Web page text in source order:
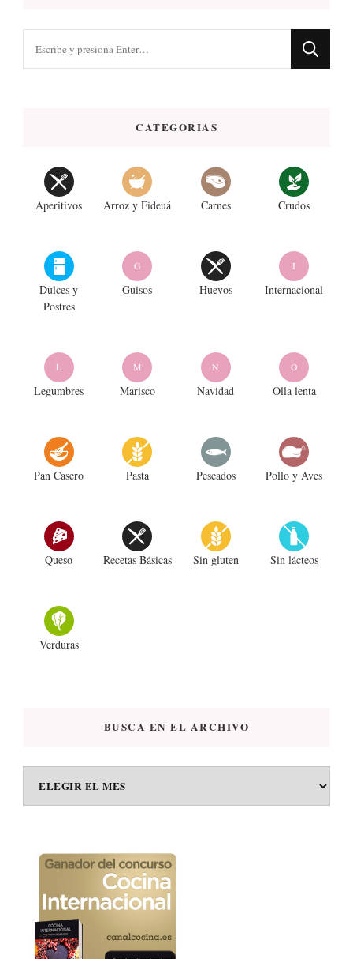
CATEGORIAS
Aperitivos Arroz y Fideuá Carnes Crudos
Dulces y
Postres
G
Guisos Huevos
I
Internacional
L
Legumbres
M
Marisco
N
Navidad
O
Olla lenta
Pan Casero Pasta Pescados Pollo y Aves
Queso Recetas Básicas Sin gluten Sin lácteos
Verduras
BUSCA EN EL ARCHIVO